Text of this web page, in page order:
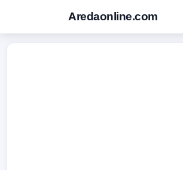
Aredaonline.com